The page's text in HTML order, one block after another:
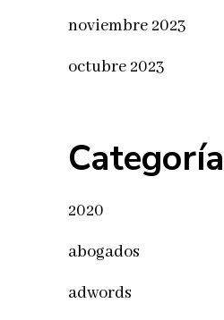
noviembre 2023
octubre 2023
2020
abogados
adwords